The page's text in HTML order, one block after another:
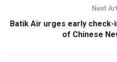
Next
Batik Air urges early
of Chinese